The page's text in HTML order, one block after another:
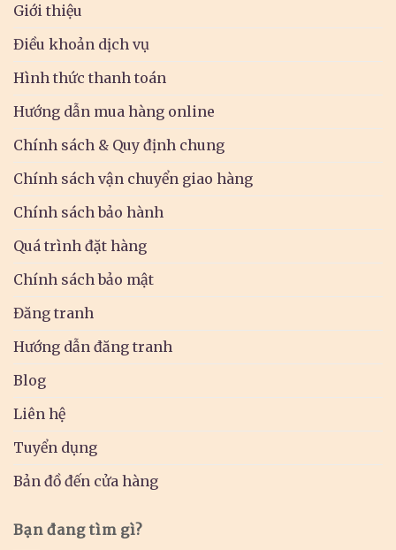
Giới thiệu
Điều khoản dịch vụ
Hình thức thanh toán
Hướng dẫn mua hàng online
Chính sách & Quy định chung
Chính sách vận chuyển giao hàng
Chính sách bảo hành
Quá trình đặt hàng
Chính sách bảo mật
Đăng tranh
Hướng dẫn đăng tranh
Blog
Liên hệ
Tuyển dụng
Bản đồ đến cửa hàng
Bạn đang tìm gì?